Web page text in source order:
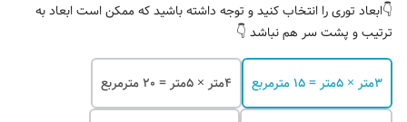
👇ابعاد توری را انتخاب کنید و توجه داشته باشید که ممکن است ابعاد به
ترتیب و پشت سر هم نباشد 👇
۳متر × 5متر = 15 مترمربع ۴متر × 5متر = 20 مترمربع